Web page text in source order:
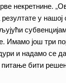
некретнине.
у
Имамо још три
и надамо се
бити